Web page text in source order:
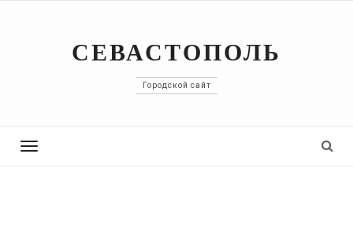
СЕВАСТОПОЛЬ
Городской сайт
Toggle